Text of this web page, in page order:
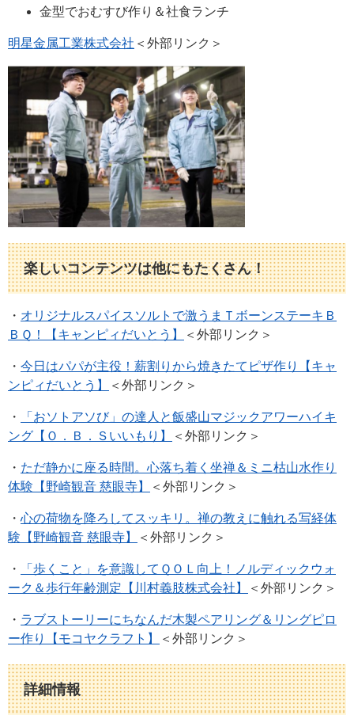
金型でおむすび作り＆社食ランチ
明星金属工業株式会社 ＜外部リンク＞
楽しいコンテンツは他にもたくさん！
・ オリジナルスパイスソルトで激うまＴボーンステーキＢ
ＢＱ！【キャンピィだいとう】
＜外部リンク＞
・ 今日はパパが主役！薪割りから焼きたてピザ作り【キャ
ンピィだいとう】
＜外部リンク＞
・
「おソトアソび」の達人と飯盛山マジックアワーハイキ
ング【Ｏ．Ｂ．Ｓいいもり】
＜外部リンク＞
・ ただ静かに座る時間。心落ち着く坐禅＆ミニ枯山水作り
体験【野崎観音 慈眼寺】
＜外部リンク＞
・ 心の荷物を降ろしてスッキリ。禅の教えに触れる写経体
験【野崎観音 慈眼寺】
＜外部リンク＞
・
「歩くこと」を意識してＱＯＬ向上！ノルディックウォ
ーク＆歩行年齢測定【川村義肢株式会社】
＜外部リンク＞
・ ラブストーリーにちなんだ木製ペアリング＆リングピロ
ー作り【モコヤクラフト】
＜外部リンク＞
詳細情報